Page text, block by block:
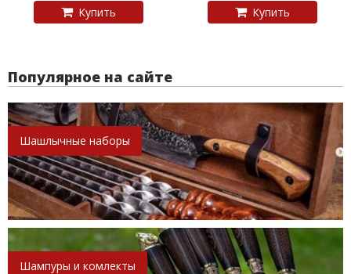
Купить Купить
Популярное на сайте
Шашлычные наборы
Шампуры и комлекты